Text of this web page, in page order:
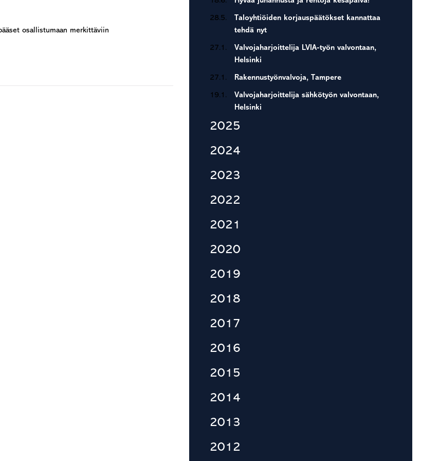
osallistumaan merkittäviin
28.5.
Taloyhtiöiden korjauspäätökset kannattaa
tehdä nyt
27.1.
Valvojaharjoittelija LVIA-työn valvontaan,
Helsinki
27.1. Rakennustyönvalvoja, Tampere
19.1.
Valvojaharjoittelija sähkötyön valvontaan,
Helsinki
2025
2024
2023
2022
2021
2020
2019
2018
2017
2016
2015
2014
2013
2012